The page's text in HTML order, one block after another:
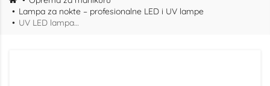
Lampa za nokte – profesionalne LED i UV lampe
UV LED lampa za nokte GLOW white 268W